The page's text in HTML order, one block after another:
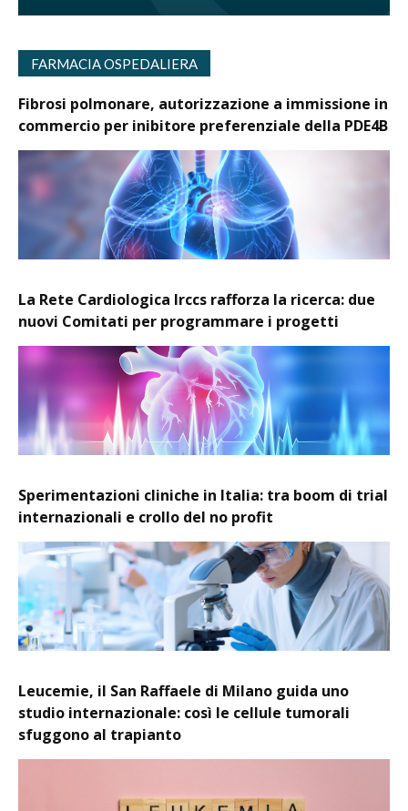
FARMACIA OSPEDALIERA
Fibrosi polmonare, autorizzazione a immissione in
commercio per inibitore preferenziale della PDE4B
La Rete Cardiologica Irccs rafforza la ricerca: due
nuovi Comitati per programmare i progetti
Sperimentazioni cliniche in Italia: tra boom di trial
internazionali e crollo del no profit
Leucemie, il San Raffaele di Milano guida uno
studio internazionale: così le cellule tumorali
sfuggono al trapianto